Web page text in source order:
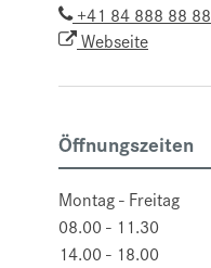
+41 84 888 88 88
Webseite
Öffnungszeiten
Montag - Freitag
08.00 - 11.30
14.00 - 18.00